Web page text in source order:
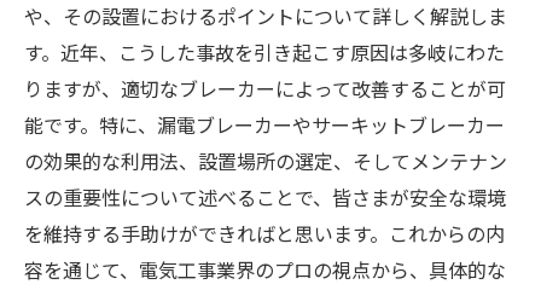
や、その設置におけるポイントについて詳しく解説しま
す。近年、こうした事故を引き起こす原因は多岐にわた
りますが、適切なブレーカーによって改善することが可
能です。特に、漏電ブレーカーやサーキットブレーカー
の効果的な利用法、設置場所の選定、そしてメンテナン
スの重要性について述べることで、皆さまが安全な環境
を維持する手助けができればと思います。これからの内
容を通じて、電気工事業界のプロの視点から、具体的な